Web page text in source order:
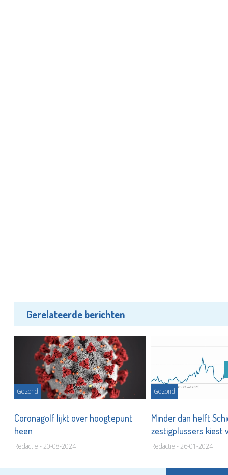
Gerelateerde berichten
Gezond
Coronagolf lijkt over hoogtepunt
heen
Redactie - 20-08-2024
Gezond
Minder dan helft
zestigplussers kiest
Redactie - 26-01-2024